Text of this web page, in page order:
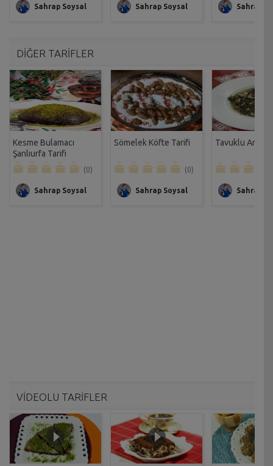
Sahrap Soysal Sahrap Soysal Sahrap
DİĞER TARİFLER
Kesme Bulamacı
Şanlıurfa Tarifi
(0)
Sahrap Soysal
Sömelek Köfte Tarifi
(0)
Sahrap Soysal
Tavuklu
Sahrap
VİDEOLU TARİFLER